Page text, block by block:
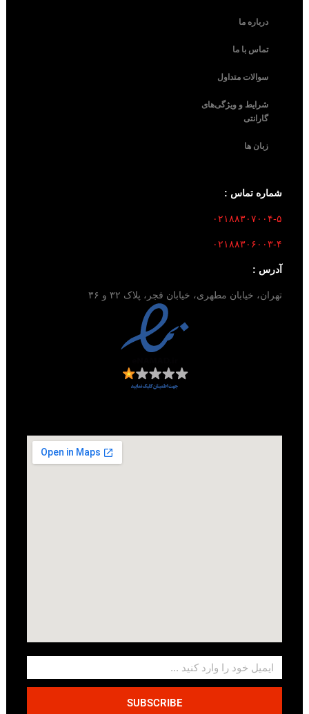
درباره ما
تماس با ما
سوالات متداول
شرایط و ویژگی‌های
گارانتی
زبان ها
شماره تماس :
۰۲۱۸۸۳۰۷۰۰۴-۵
۰۲۱۸۸۳۰۶۰۰۳-۴
آدرس :
تهران، خیابان مطهری، خیابان فجر، پلاک ۳۲ و ۳۶
SUBSCRIBE